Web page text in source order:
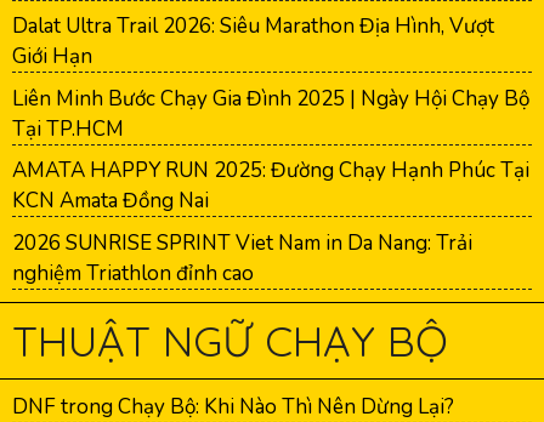
Dalat Ultra Trail 2026: Siêu Marathon Địa Hình, Vượt
Giới Hạn
Liên Minh Bước Chạy Gia Đình 2025 | Ngày Hội Chạy Bộ
Tại TP.HCM
AMATA HAPPY RUN 2025: Đường Chạy Hạnh Phúc Tại
KCN Amata Đồng Nai
2026 SUNRISE SPRINT Viet Nam in Da Nang: Trải
nghiệm Triathlon đỉnh cao
THUẬT NGỮ CHẠY BỘ
DNF trong Chạy Bộ: Khi Nào Thì Nên Dừng Lại?